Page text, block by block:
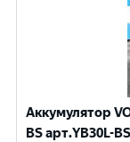
Аккумулятор
BS арт.YB30L-